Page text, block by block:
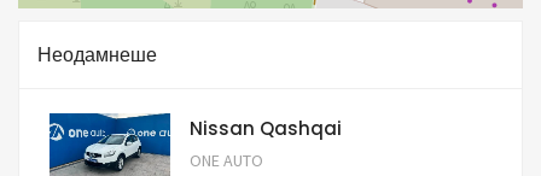
Неодамнеше
Nissan Qashqai
ONE AUTO